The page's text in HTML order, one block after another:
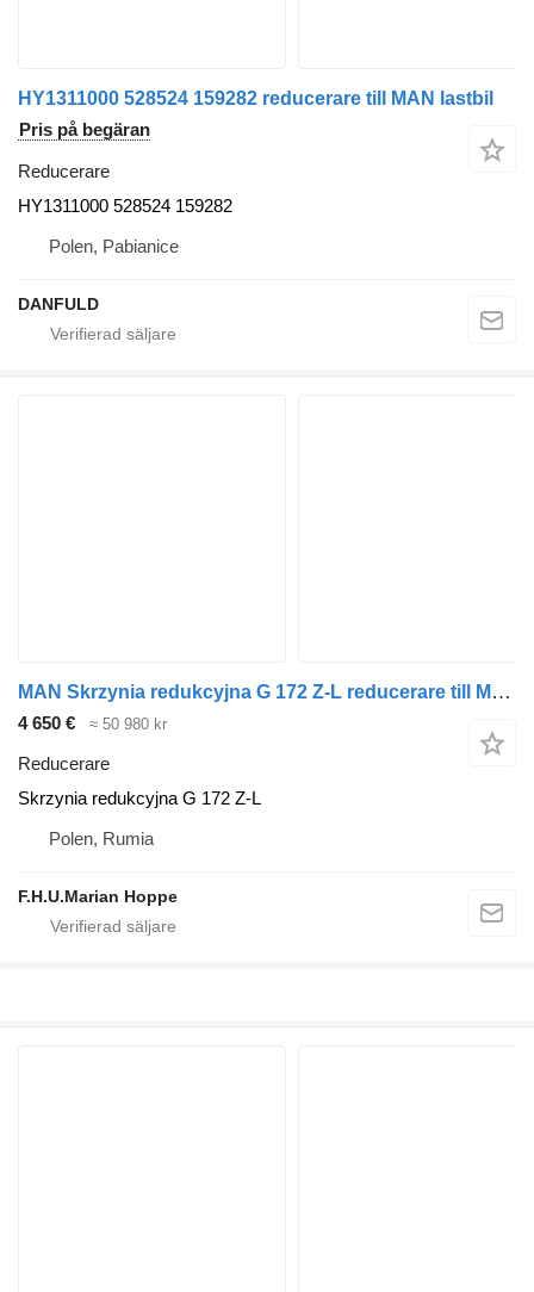
HY1311000 528524 159282 reducerare till MAN lastbil
Pris på begäran
Reducerare
HY1311000 528524 159282
Polen, Pabianice
DANFULD
MAN Skrzynia redukcyjna G 172 Z-L reducerare till MAN
4 650 € ≈ 50 980 kr
Reducerare
Skrzynia redukcyjna G 172 Z-L
Polen, Rumia
F.H.U.Marian Hoppe